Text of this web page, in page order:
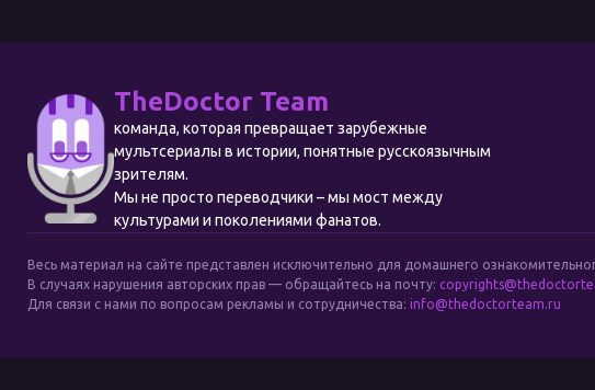
TheDoctor Team
команда, которая превращает зарубежные
мультсериалы в истории, понятные русскоязычным
зрителям.
Мы не просто переводчики – мы мост между
культурами и поколениями фанатов.
Весь материал на сайте представлен исключительно для домашнего
В случаях нарушения авторских прав — обращайтесь на почту:
Для связи с нами по вопросам рекламы и сотрудничества: info@thedoctorteam.ru